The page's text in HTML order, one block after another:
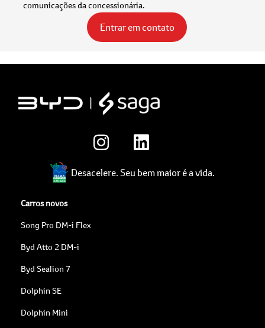
comunicações da concessionária.
Entrar em contato
Desacelere. Seu bem maior é a vida.
Carros novos
Song Pro DM-i Flex
Byd Atto 2 DM-i
Byd Sealion 7
Dolphin SE
Dolphin Mini